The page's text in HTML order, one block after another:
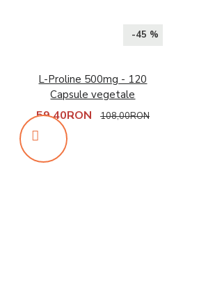
-45 %
L-Proline 500mg - 120
Capsule vegetale
59,40RON 108,00RON